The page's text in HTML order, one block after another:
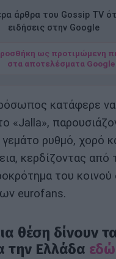
άρθρα του Gossip TV
ειδήσεις στην Google
ως προτιμώμενη
στα αποτελέσματα Google
κατάφερε
«Jalla»,
ρυθμό, χορό
κερδίζοντας
του κοινού
eurofans.
θέση δίνουν
την Ελλάδα εδώ